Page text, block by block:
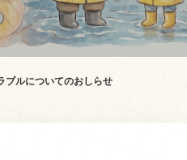
ブルについてのおしらせ